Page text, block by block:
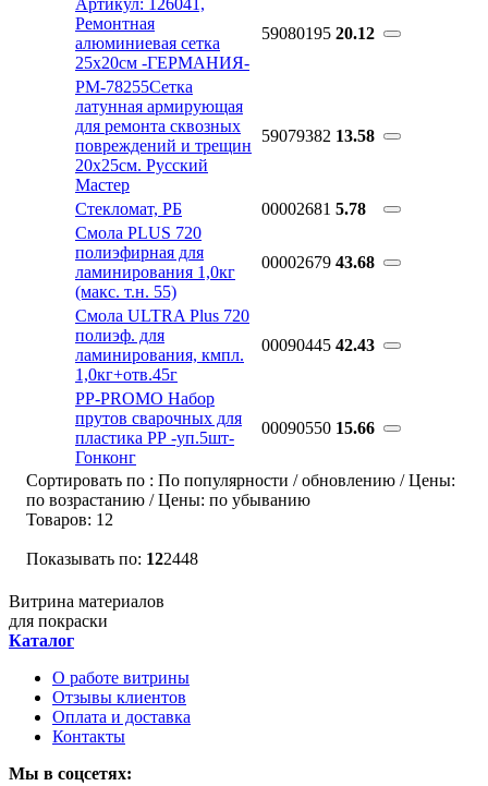
Ремонтная
алюминиевая сетка
25х20см -ГЕРМАНИЯ-
59080195 20.12
РМ-78255Сетка
латунная армирующая
для ремонта сквозных
повреждений и трещин
20х25см. Русский
Мастер
59079382 13.58
Стекломат, РБ 00002681 5.78
Смола PLUS 720
полиэфирная для
ламинирования 1,0кг
(макс. т.н. 55)
00002679 43.68
Смола ULTRA Plus 720
полиэф. для
ламинирования, кмпл.
1,0кг+отв.45г
00090445 42.43
РР-PROMO Набор
прутов сварочных для
пластика РР -уп.5шт-
Гонконг
00090550 15.66
Сортировать по : По популярности /обновлению /Цены:
по возрастанию /Цены: по убыванию
Товаров: 12
Показывать по: 122448
Витрина материалов
для покраски
Каталог
О работе витрины
Отзывы клиентов
Оплата и доставка
Контакты
Мы в соцсетях: